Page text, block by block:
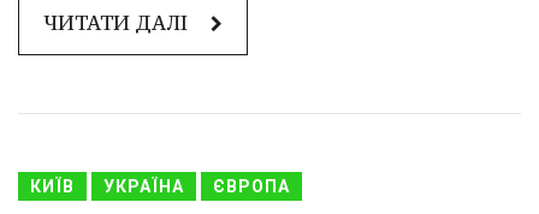
ЧИТАТИ ДАЛІ
КИЇВ УКРАЇНА ЄВРОПА